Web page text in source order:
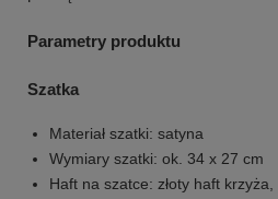
Parametry produktu
Szatka
Materiał szatki: satyna
Wymiary szatki: ok. 34 x 27 cm
Haft na szatce: złoty haft